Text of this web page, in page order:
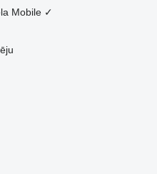
Mobile ✓